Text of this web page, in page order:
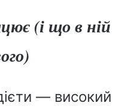
(і що в ній
— високий